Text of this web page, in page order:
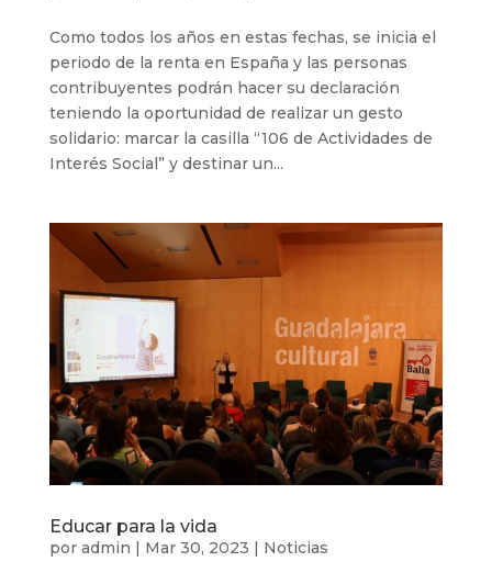
Como todos los años en estas fechas, se inicia el
periodo de la renta en España y las personas
contribuyentes podrán hacer su declaración
teniendo la oportunidad de realizar un gesto
solidario: marcar la casilla “106 de Actividades de
Interés Social” y destinar un...
Educar para la vida
por admin | Mar 30, 2023 | Noticias